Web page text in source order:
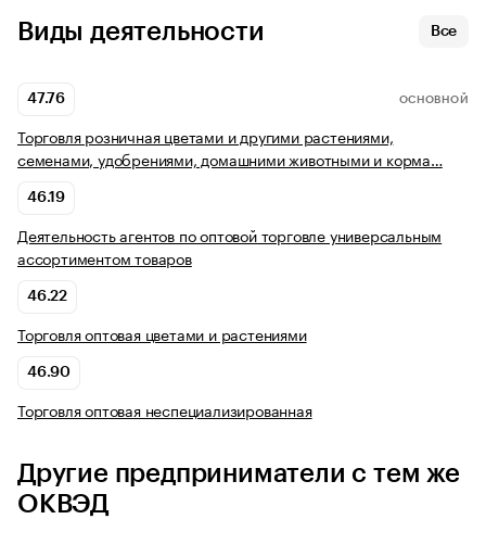
Виды деятельности Все
47.76 ОСНОВНОЙ
Торговля розничная цветами и другими растениями,
семенами, удобрениями, домашними животными и корма…
46.19
Деятельность агентов по оптовой торговле универсальным
ассортиментом товаров
46.22
Торговля оптовая цветами и растениями
46.90
Торговля оптовая неспециализированная
Другие предприниматели с тем же
ОКВЭД